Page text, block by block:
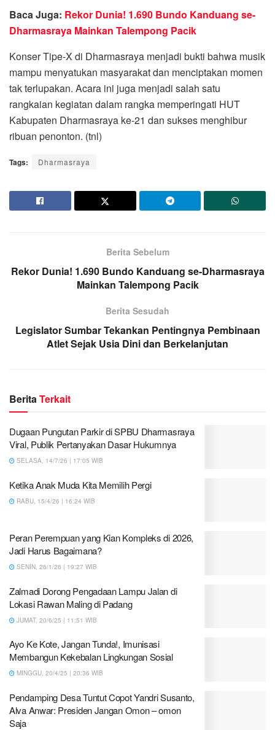
Baca Juga: Rekor Dunia! 1.690 Bundo Kanduang se-
Dharmasraya Mainkan Talempong Pacik
Konser Tipe-X di Dharmasraya menjadi bukti bahwa musik
mampu menyatukan masyarakat dan menciptakan momen
tak terlupakan. Acara ini juga menjadi salah satu
rangkaian kegiatan dalam rangka memperingati HUT
Kabupaten Dharmasraya ke-21 dan sukses menghibur
ribuan penonton. (tnl)
Tags: Dharmasraya
Berita Sebelum
Rekor Dunia! 1.690 Bundo Kanduang se-Dharmasraya
Mainkan Talempong Pacik
Berita Sesudah
Legislator Sumbar Tekankan Pentingnya Pembinaan
Atlet Sejak Usia Dini dan Berkelanjutan
BeritaTerkait
Dugaan Pungutan Parkir di SPBU Dharmasraya
Viral, Publik Pertanyakan Dasar Hukumnya
SELASA, 14/7/26 | 17:05 WIB
Ketika Anak Muda Kita Memilih Pergi
RABU, 15/4/26 | 16:24 WIB
Peran Perempuan yang Kian Kompleks di 2026,
Jadi Harus Bagaimana?
SENIN, 26/1/26 | 19:27 WIB
Zalmadi Dorong Pengadaan Lampu Jalan di
Lokasi Rawan Maling di Padang
JUMAT, 20/6/25 | 11:51 WIB
Ayo Ke Kote, Jangan Tunda!, Imunisasi
Membangun Kekebalan Lingkungan Sosial
MINGGU, 20/4/25 | 20:36 WIB
Pendamping Desa Tuntut Copot Yandri Susanto,
Alva Anwar: Presiden Jangan Omon – omon
Saja